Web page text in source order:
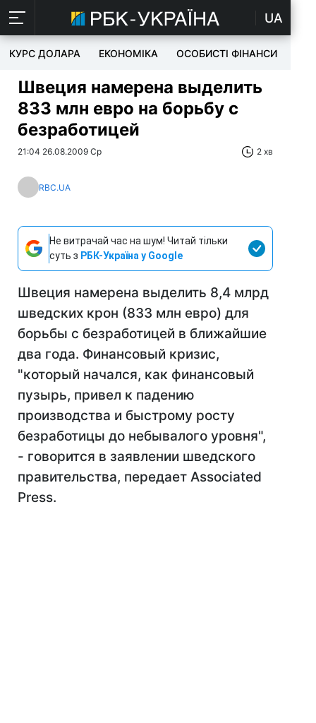
UA
КУРС ДОЛАРА ЕКОНОМІКА ОСОБИСТІ ФІНАНСИ
Швеция намерена выделить
833 млн евро на борьбу с
безработицей
21:04 26.08.2009 Ср 2 хв
RBC.UA
Не витрачай час на шум! Читай тільки
суть з РБК-Україна у Google
Швеция намерена выделить 8,4 млрд
шведских крон (833 млн евро) для
борьбы с безработицей в ближайшие
два года. Финансовый кризис,
"который начался, как финансовый
пузырь, привел к падению
производства и быстрому росту
безработицы до небывалого уровня",
- говорится в заявлении шведского
правительства, передает Associated
Press.